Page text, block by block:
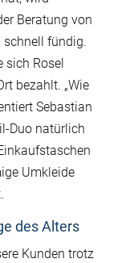
Beratung von
fündig.
sich Rosel
bezahlt. „Wie
Sebastian
Duo natürlich
Umkleide
des Alters
Kunden trotz